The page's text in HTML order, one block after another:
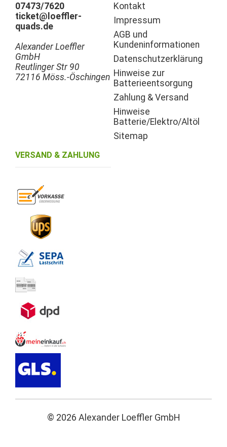
07473/7620
ticket@loeffler-
quads.de
Alexander Loeffler
GmbH
Reutlinger Str 90
72116 Möss.-Öschingen
Kontakt
Impressum
AGB und
Kundeninformationen
Datenschutzerklärung
Hinweise zur
Batterieentsorgung
Zahlung & Versand
Hinweise
Batterie/Elektro/Altöl
Sitemap
VERSAND & ZAHLUNG
© 2026 Alexander Loeffler GmbH